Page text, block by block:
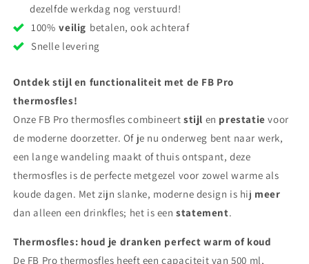
dezelfde werkdag nog verstuurd!
100% veilig betalen, ook achteraf
Snelle levering
Ontdek stijl en functionaliteit met de FB Pro
thermosfles!
Onze FB Pro thermosfles combineert stijl en prestatievoor
de moderne doorzetter. Of je nu onderweg bent naar werk,
een lange wandeling maakt of thuis ontspant, deze
thermosfles is de perfecte metgezel voor zowel warme als
koude dagen. Met zijn slanke, moderne design is hij meer
dan alleen een drinkfles; het is eenstatement.
Thermosfles: houd je dranken perfect warm of koud
De FB Pro thermosfles heeft een capaciteit van 500 ml,